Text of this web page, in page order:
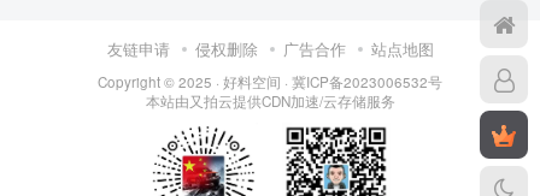
友链申请 侵权删除 广告合作 站点地图
Copyright © 2025 · 好料空间 · 冀ICP备2023006532号
本站由又拍云提供CDN加速/云存储服务